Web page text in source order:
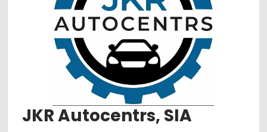
JKR Autocentrs, SIA